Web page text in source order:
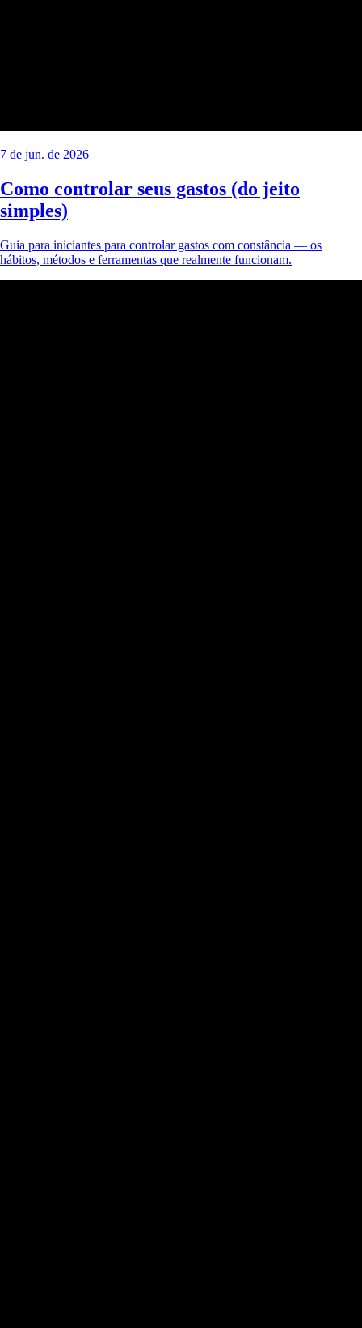
7 de jun. de 2026
Como controlar seus gastos (do jeito
simples)
Guia para iniciantes para controlar gastos com constância — os
hábitos, métodos e ferramentas que realmente funcionam.